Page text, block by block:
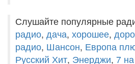
Слушайте популярные
радио, дача, хорошее,
радио, Шансон, Европа
Русский Хит, Энерджи, 7